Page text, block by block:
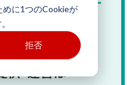
めに1つのCookieが
拒否